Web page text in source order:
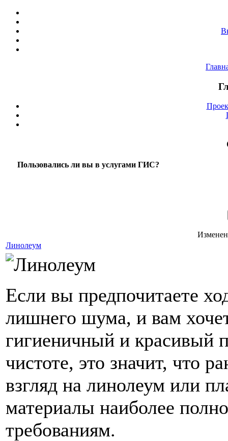
Пользовались ли вы в услугами ГИС?
Линолеум
Если вы предпочитаете
лишнего шума, и вам
гигиеничный и красивый
чистоте, это значит, что
взгляд на линолеум или
материалы наиболее
требованиям.